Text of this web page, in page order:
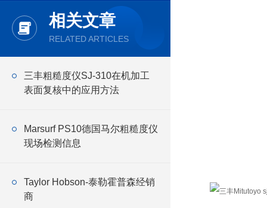
相关文章
RELATED ARTICLES
三丰粗糙度仪SJ-310在机加工
表面复核中的应用方法
Marsurf PS10德国马尔粗糙度仪
现场检测信息
Taylor Hobson-泰勒霍普森经销
商